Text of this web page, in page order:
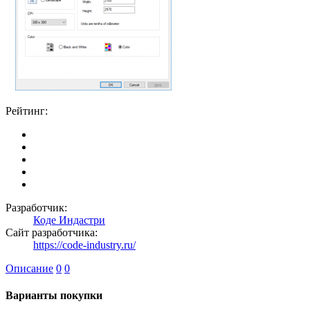
Рейтинг:
Разработчик:
Коде Индастри
Сайт разработчика:
https://code-industry.ru/
Описание 0 0
Варианты покупки